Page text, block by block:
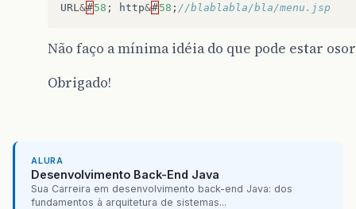
URL&#58 ; http&#58 ; //blablabla/bla/menu.jsp
Não faço a mínima idéia do que pode estar
Obrigado!
ALURA
Desenvolvimento Back-End Java
Sua Carreira em desenvolvimento back-end Java: dos
fundamentos à arquitetura de sistemas...